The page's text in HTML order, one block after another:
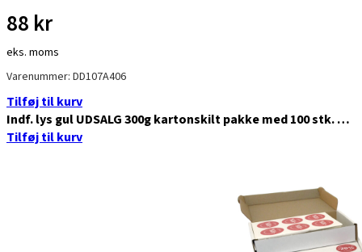
88 kr
eks. moms
Varenummer: DD107A406
Tilføj til kurv
Indf. lys gul UDSALG 300g kartonskilt pakke med 100 stk. …
Tilføj til kurv